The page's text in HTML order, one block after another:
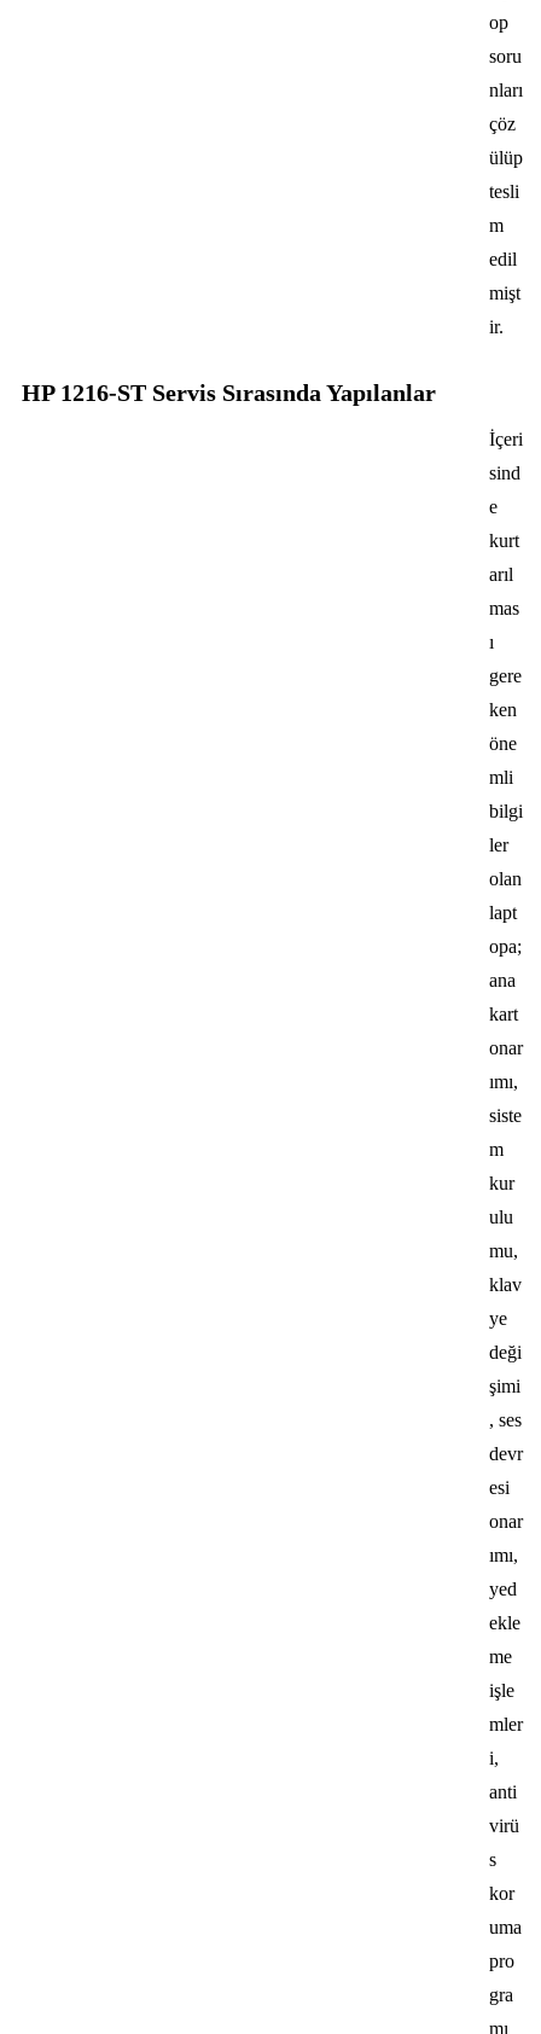
op
soru
nları
çöz
ülüp
tesli
m
edil
mişt
ir.
HP 1216-ST Servis Sırasında Yapılanlar
İçeri
sind
e
kurt
arıl
mas
ı
gere
ken
öne
mli
bilgi
ler
olan
lapt
opa;
ana
kart
onar
ımı,
siste
m
kur
ulu
mu,
klav
ye
deği
şimi
, ses
devr
esi
onar
ımı,
yed
ekle
me
işle
mler
i,
anti
virü
s
kor
uma
pro
gra
mı